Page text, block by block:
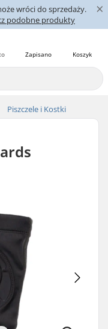
wróci do sprzedaży.
podobne produkty
×
Koszyk
Zapisano
Piszczele i Kostki